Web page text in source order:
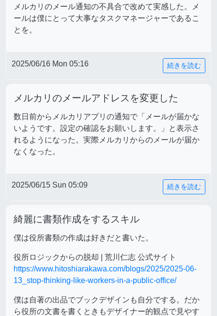
メルカリのメール通知の不具合で改めて実感した。メ
ールは僕にとって大事なタスクマネージャーであるこ
とを。
2025/06/16 Mon 05:16 続きを読む
メルカリのメールアドレスを変更した
数日前からメルカリアプリの通知で「メールが届かな
いようです。設定の確認をお願いします。」と表示さ
れるようになった。実際メルカリからのメールが届か
なくなった。
2025/06/15 Sun 05:09 続きを読む
綺麗に書類作成をするスキル
僕は役所書類の作成は好きだと書いた。
役所ロジックからの脱却 | 荒川仁志 公式サイト
https://www.hitoshiarakawa.com/blogs/2025/2025-06-
13_stop-thinking-like-workers-in-a-public-office/
僕は自著の出品でブックデザインも自分でする。だか
ら役所の文書を書くときもデザイナー的観点で見やす